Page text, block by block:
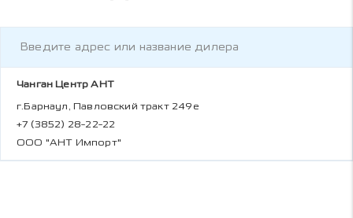
Чанган Центр АНТ
г.Барнаул, Павловский тракт 249е
+7 (3852) 28-22-22
ООО "АНТ Импорт"